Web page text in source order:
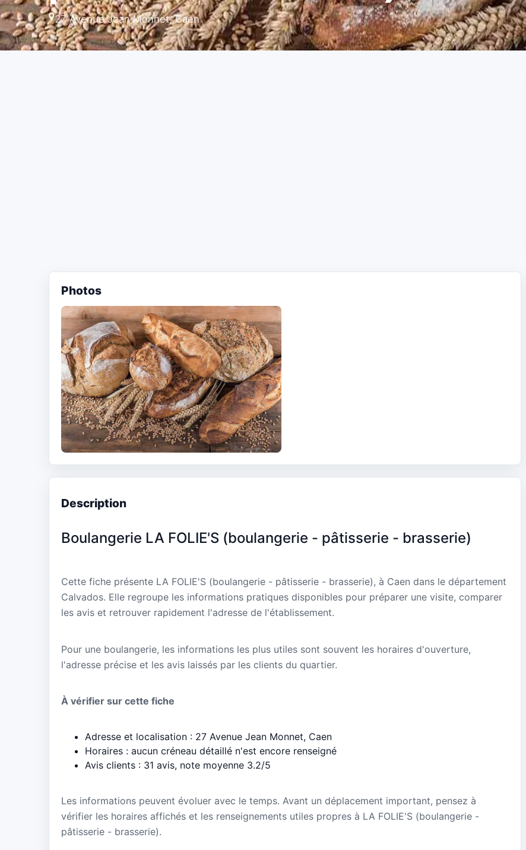
27 Avenue Jean Monnet, Caen
Photos
Description
Boulangerie LA FOLIE'S (boulangerie - pâtisserie - brasserie)
Cette fiche présente LA FOLIE'S (boulangerie - pâtisserie - brasserie), à Caen dans le département
Calvados. Elle regroupe les informations pratiques disponibles pour préparer une visite, comparer
les avis et retrouver rapidement l'adresse de l'établissement.
Pour une boulangerie, les informations les plus utiles sont souvent les horaires d'ouverture,
l'adresse précise et les avis laissés par les clients du quartier.
À vérifier sur cette fiche
Adresse et localisation : 27 Avenue Jean Monnet, Caen
Horaires : aucun créneau détaillé n'est encore renseigné
Avis clients : 31 avis, note moyenne 3.2/5
Les informations peuvent évoluer avec le temps. Avant un déplacement important, pensez à
vérifier les horaires affichés et les renseignements utiles propres à LA FOLIE'S (boulangerie -
pâtisserie - brasserie).